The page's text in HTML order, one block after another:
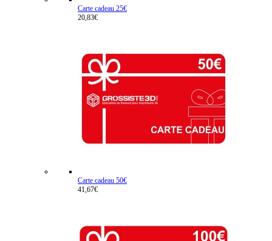
Carte cadeau 25€
20,83€
Carte cadeau 50€
41,67€